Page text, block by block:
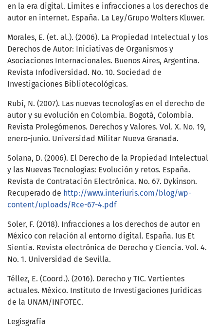
en la era digital. Limites e infracciones a los derechos de
autor en internet. España. La Ley/Grupo Wolters Kluwer.
Morales, E. (et. al.). (2006). La Propiedad Intelectual y los
Derechos de Autor: Iniciativas de Organismos y
Asociaciones Internacionales. Buenos Aires, Argentina.
Revista Infodiversidad. No. 10. Sociedad de
Investigaciones Bibliotecológicas.
Rubí, N. (2007). Las nuevas tecnologías en el derecho de
autor y su evolución en Colombia. Bogotá, Colombia.
Revista Prolegómenos. Derechos y Valores. Vol. X. No. 19,
enero-junio. Universidad Militar Nueva Granada.
Solana, D. (2006). El Derecho de la Propiedad Intelectual
y las Nuevas Tecnologías: Evolución y retos. España.
Revista de Contratación Electrónica. No. 67. Dykinson.
Recuperado de http://www.interiuris.com/blog/wp-
content/uploads/Rce-67-4.pdf
Soler, F. (2018). Infracciones a los derechos de autor en
México con relación al entorno digital. España. Ius Et
Sientia. Revista electrónica de Derecho y Ciencia. Vol. 4.
No. 1. Universidad de Sevilla.
Téllez, E. (Coord.). (2016). Derecho y TIC. Vertientes
actuales. México. Instituto de Investigaciones Jurídicas
de la UNAM/INFOTEC.
Legisgrafía